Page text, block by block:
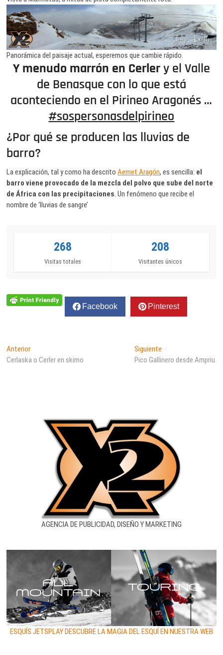
Panorámica del paisaje actual, esperemos que cambie rápido.
Y menudo marrón en Cerlery el Valle
de Benasque con lo que está
aconteciendo en el Pirineo Aragonés …
#sospersonasdelpirineo
¿Por qué se producen las lluvias de
barro?
La explicación, tal y como ha descritoAemet Aragón, es sencilla: el
barro viene provocado de la mezcla del polvo que sube del norte
de África con las precipitaciones. Un fenómeno que recibe el
nombre de ‘lluvias de sangre’
268
Visitas totales
208
Visitantes únicos
Facebook Pinterest
Navegación
de
AnteriorEntrada
anterior:
Cerlaska o Cerler en skimo
SiguienteEntrada
siguiente:
Pico Gallinero desde Ampriu.
AGENCIA DE PUBLICIDAD, DISEÑO Y MARKETING
ESQUÍS JETSPLAY DESCUBRE LA MAGIA DEL ESQUÍ EN NUESTRA WEB